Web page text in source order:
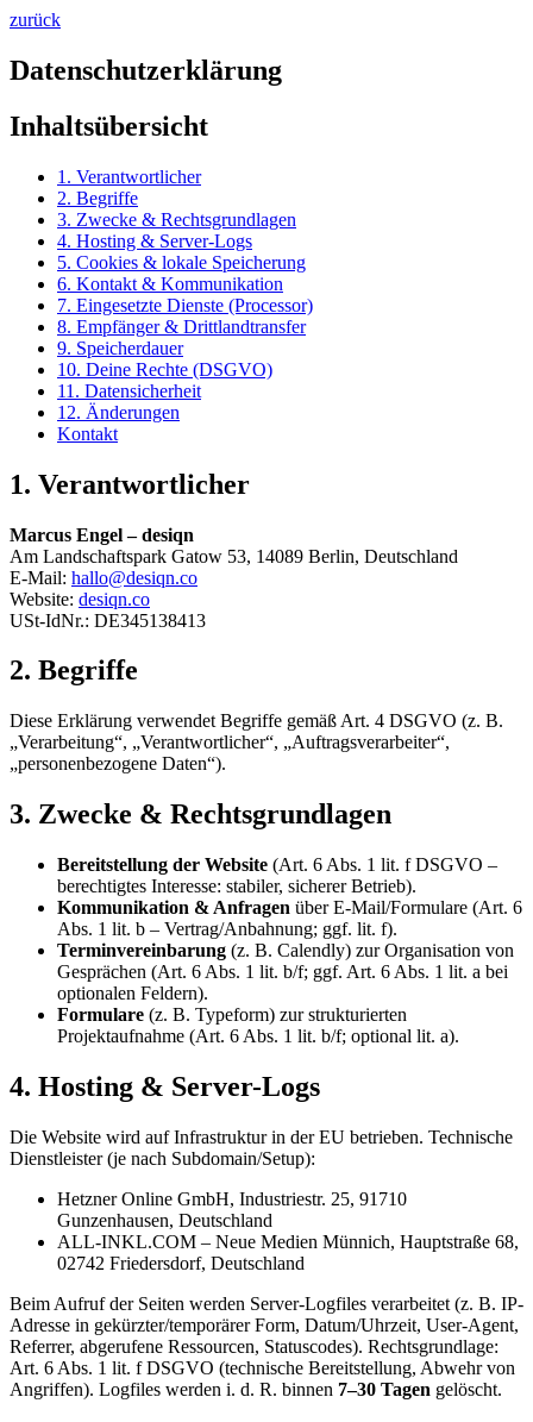
zurück
Datenschutz­erklärung
Inhaltsübersicht
1. Verantwortlicher
2. Begriffe
3. Zwecke & Rechtsgrundlagen
4. Hosting & Server-Logs
5. Cookies & lokale Speicherung
6. Kontakt & Kommunikation
7. Eingesetzte Dienste (Processor)
8. Empfänger & Drittlandtransfer
9. Speicherdauer
10. Deine Rechte (DSGVO)
11. Datensicherheit
12. Änderungen
Kontakt
1. Verantwortlicher
Marcus Engel – desiqn
Am Landschaftspark Gatow 53, 14089 Berlin, Deutschland
E-Mail: hallo@desiqn.co
Website: desiqn.co
USt-IdNr.: DE345138413
2. Begriffe
Diese Erklärung verwendet Begriffe gemäß Art. 4 DSGVO (z. B.
„Verarbeitung“, „Verantwortlicher“, „Auftragsverarbeiter“,
„personenbezogene Daten“).
3. Zwecke & Rechtsgrundlagen
Bereitstellung der Website (Art. 6 Abs. 1 lit. f DSGVO –
berechtigtes Interesse: stabiler, sicherer Betrieb).
Kommunikation & Anfragen über E-Mail/Formulare (Art. 6
Abs. 1 lit. b – Vertrag/Anbahnung; ggf. lit. f).
Terminvereinbarung (z. B. Calendly) zur Organisation von
Gesprächen (Art. 6 Abs. 1 lit. b/f; ggf. Art. 6 Abs. 1 lit. a bei
optionalen Feldern).
Formulare (z. B. Typeform) zur strukturierten
Projektaufnahme (Art. 6 Abs. 1 lit. b/f; optional lit. a).
4. Hosting & Server-Logs
Die Website wird auf Infrastruktur in der EU betrieben. Technische
Dienstleister (je nach Subdomain/Setup):
Hetzner Online GmbH, Industriestr. 25, 91710
Gunzenhausen, Deutschland
ALL-INKL.COM – Neue Medien Münnich, Hauptstraße 68,
02742 Friedersdorf, Deutschland
Beim Aufruf der Seiten werden Server-Logfiles verarbeitet (z. B. IP-
Adresse in gekürzter/temporärer Form, Datum/Uhrzeit, User-Agent,
Referrer, abgerufene Ressourcen, Statuscodes). Rechtsgrundlage:
Art. 6 Abs. 1 lit. f DSGVO (technische Bereitstellung, Abwehr von
Angriffen). Logfiles werden i. d. R. binnen 7–30 Tagen gelöscht.